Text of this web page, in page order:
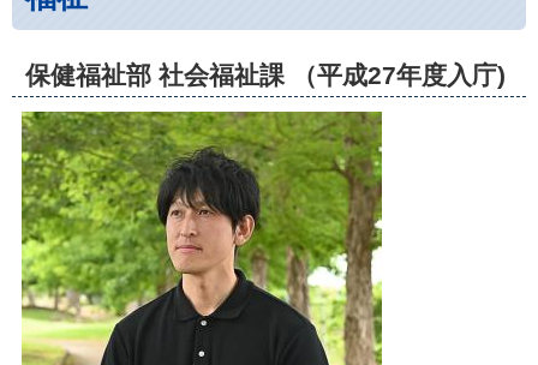
保健福祉部 社会福祉課 （平成27年度入庁)